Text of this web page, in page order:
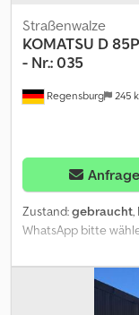
Regensburg 245
Straßenwalze
KOMATSU D
- Nr.: 035
Zustand:gebraucht,
WhatsApp bitte
MOTORSCHADEN
Betriebsstunden: ca.
Sitzheizung Radio
3.420 mm